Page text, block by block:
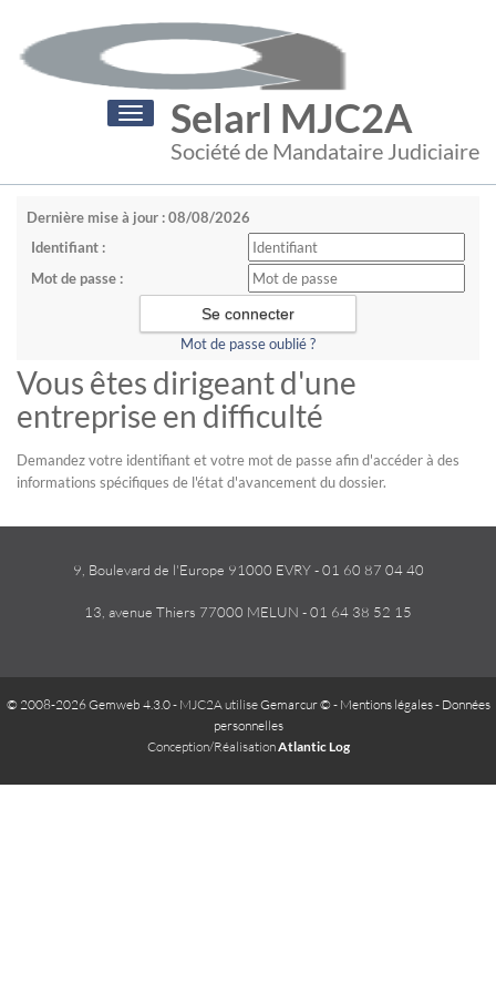
Selarl MJC2A
Société de Mandataire Judiciaire
Toggle
navigation
Dernière mise à jour : 08/08/2026
Identifiant :
Mot de passe :
Mot de passe oublié ?
Vous êtes dirigeant d'une
entreprise en difficulté
Demandez votre identifiant et votre mot de passe afin d'accéder à des
informations spécifiques de l'état d'avancement du dossier.
9, Boulevard de l'Europe 91000 EVRY - 01 60 87 04 40
13, avenue Thiers 77000 MELUN - 01 64 38 52 15
© 2008-2026 Gemweb 4.3.0- MJC2A utiliseGemarcur © - Mentions légales- Données
personnelles
Conception/RéalisationAtlantic Log